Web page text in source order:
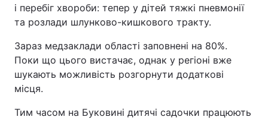
Лонгріди
Відео з Youtube Статті
Архів
і перебіг хвороби: тепер у дітей тяжкі пневмонії
та розлади шлунково-кишкового тракту.
Зараз медзаклади області заповнені на 80%.
Поки що цього вистачає, однак у регіоні вже
шукають можливість розгорнути додаткові
місця.
Тим часом на Буковині дитячі садочки працюють